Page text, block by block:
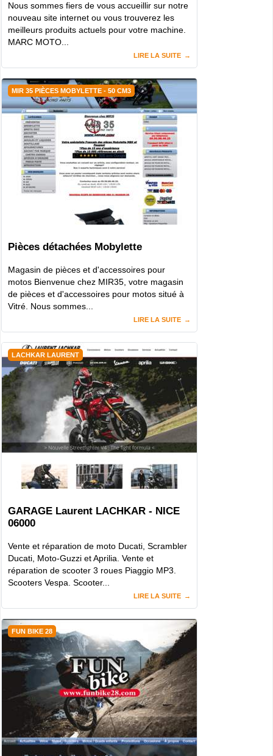
Nous sommes fiers de vous accueillir sur notre
nouveau site internet ou vous trouverez les
meilleurs produits actuels pour votre machine.
MARC MOTO...
LIRE LA SUITE
MIR 35 PIÈCES MOBYLETTE - 50 CM3
Pièces détachées Mobylette
Magasin de pièces et d'accessoires pour
motos Bienvenue chez MIR35, votre magasin
de pièces et d'accessoires pour motos situé à
Vitré. Nous sommes...
LIRE LA SUITE
LACHKAR LAURENT
GARAGE Laurent LACHKAR - NICE
06000
Vente et réparation de moto Ducati, Scrambler
Ducati, Moto-Guzzi et Aprilia. Vente et
réparation de scooter 3 roues Piaggio MP3.
Scooters Vespa. Scooter...
LIRE LA SUITE
FUN BIKE 28